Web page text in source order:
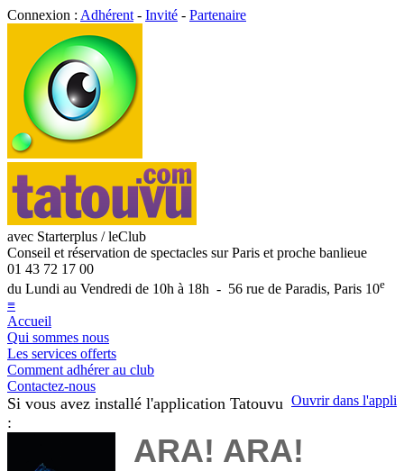
Connexion : Adhérent - Invité - Partenaire
avec Starterplus / leClub
Conseil et réservation de spectacles sur Paris et proche banlieue
01 43 72 17 00
du Lundi au Vendredi de 10h à 18h - 56 rue de Paradis, Paris 10e
≡
Accueil
Qui sommes nous
Les services offerts
Comment adhérer au club
Contactez-nous
Ouvrir dans l'appli
Si vous avez installé l'application Tatouvu
:
ARA! ARA!